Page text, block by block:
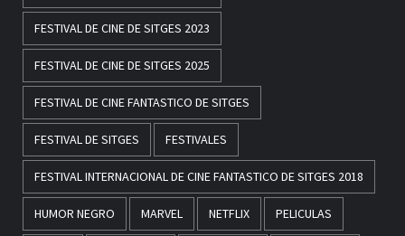
FESTIVAL DE CINE DE SITGES 2023
FESTIVAL DE CINE DE SITGES 2025
FESTIVAL DE CINE FANTASTICO DE SITGES
FESTIVAL DE SITGES FESTIVALES
FESTIVAL INTERNACIONAL DE CINE FANTASTICO DE SITGES 2018
HUMOR NEGRO MARVEL NETFLIX PELICULAS